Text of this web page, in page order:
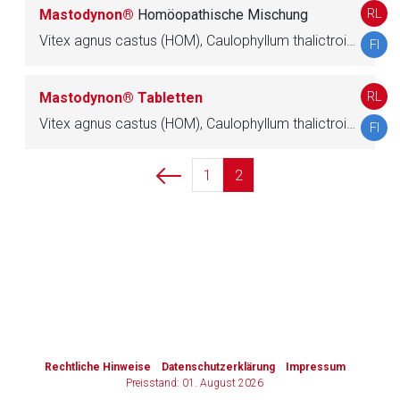
Mastodynon® Homöopathische Mischung
Vitex agnus castus (HOM), Caulophyllum thalictroides (HOM), Cyclamen europaeum (HOM), Strychnos ignatii (HOM), Iris versicolor (HOM), Lilium lancifolium (HOM)
RL
FI
Mastodynon® Tabletten
Vitex agnus castus (HOM), Caulophyllum thalictroides (HOM), Cyclamen europaeum (HOM), Strychnos ignatii (HOM), Iris versicolor (HOM), Lilium lancifolium (HOM)
RL
FI
1 2
Rechtliche Hinweise Datenschutzerklärung
Impressum
Preisstand: 01. August 2026
Zurück zur rote-liste.de Zur Seite